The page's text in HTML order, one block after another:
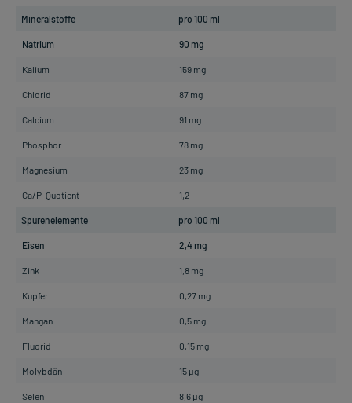
Mineralstoffe pro 100 ml
Natrium 90 mg
Kalium 159 mg
Chlorid 87 mg
Calcium 91 mg
Phosphor 78 mg
Magnesium 23 mg
Ca/P-Quotient 1,2
Spurenelemente pro 100 ml
Eisen 2,4 mg
Zink 1,8 mg
Kupfer 0,27 mg
Mangan 0,5 mg
Fluorid 0,15 mg
Molybdän 15 µg
Selen 8,6 µg